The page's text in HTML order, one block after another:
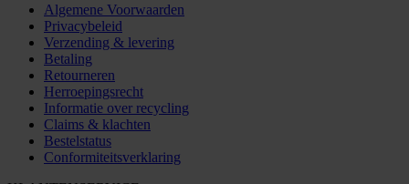
Algemene Voorwaarden
Privacybeleid
Verzending & levering
Betaling
Retourneren
Herroepingsrecht
Informatie over recycling
Claims & klachten
Bestelstatus
Conformiteitsverklaring